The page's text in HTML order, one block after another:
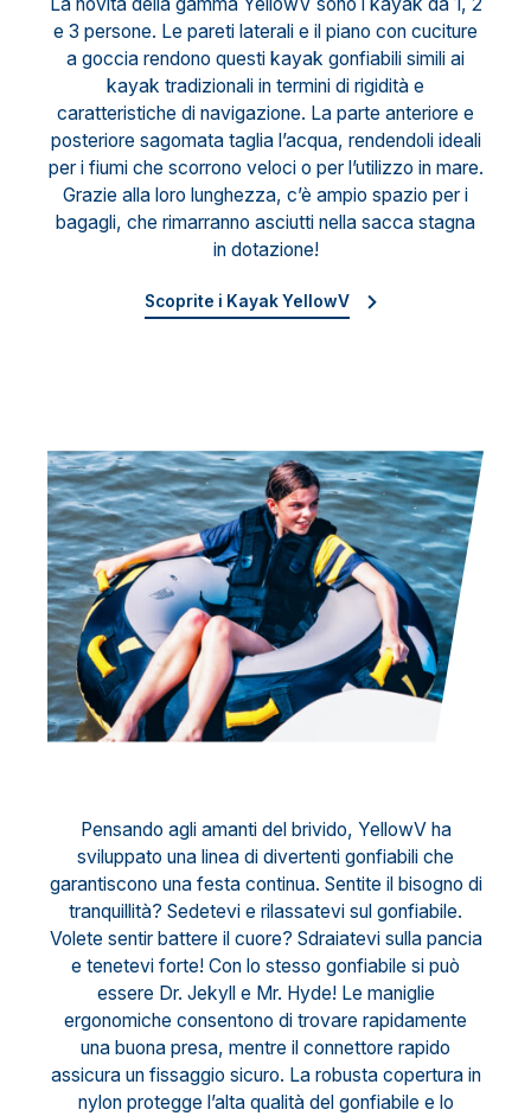
e 3 persone. Le pareti laterali e il piano con cuciture
a goccia rendono questi kayak gonfiabili simili ai
kayak tradizionali in termini di rigidità e
caratteristiche di navigazione. La parte anteriore e
posteriore sagomata taglia l’acqua, rendendoli ideali
per i fiumi che scorrono veloci o per l’utilizzo in mare.
Grazie alla loro lunghezza, c’è ampio spazio per i
bagagli, che rimarranno asciutti nella sacca stagna
in dotazione!
Scoprite i Kayak YellowV
Pensando agli amanti del brivido, YellowV ha
sviluppato una linea di divertenti gonfiabili che
garantiscono una festa continua. Sentite il bisogno di
tranquillità? Sedetevi e rilassatevi sul gonfiabile.
Volete sentir battere il cuore? Sdraiatevi sulla pancia
e tenetevi forte! Con lo stesso gonfiabile si può
essere Dr. Jekyll e Mr. Hyde! Le maniglie
ergonomiche consentono di trovare rapidamente
una buona presa, mentre il connettore rapido
assicura un fissaggio sicuro. La robusta copertura in
nylon protegge l’alta qualità del gonfiabile e lo